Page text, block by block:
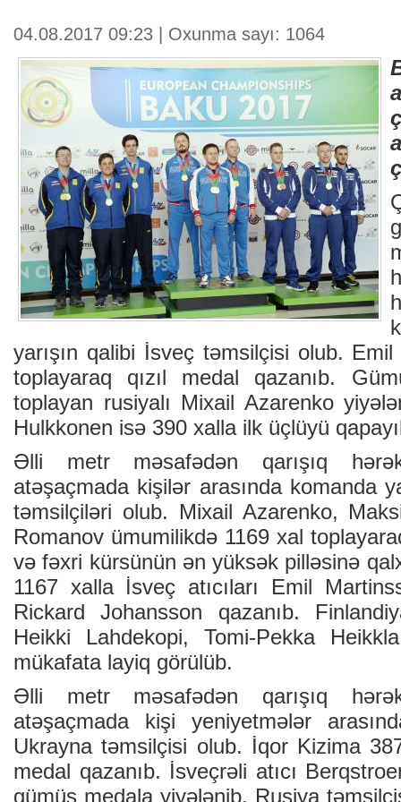
04.08.2017 09:23 | Oxunma sayı: 1064
yarışın qalibi İsveç təmsilçisi olub.
toplayaraq qızıl medal qazanıb.
toplayan rusiyalı Mixail Azarenko
Hulkkonen isə 390 xalla ilk üçlüyü
Əlli metr məsafədən qarışıq
atəşaçmada kişilər arasında komanda
təmsilçiləri olub. Mixail Azarenko,
Romanov ümumilikdə 1169 xal
və fəxri kürsünün ən yüksək pilləsinə
1167 xalla İsveç atıcıları Emil
Rickard Johansson qazanıb.
Heikki Lahdekopi, Tomi-Pekka
mükafata layiq görülüb.
Əlli metr məsafədən qarışıq
atəşaçmada kişi yeniyetmələr
Ukrayna təmsilçisi olub. İqor Kizima
medal qazanıb. İsveçrəli atıcı
gümüş medala yiyələnib. Rusiya